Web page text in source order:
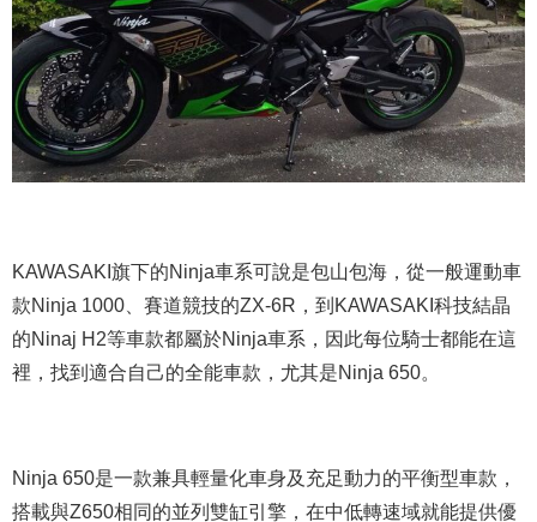
KAWASAKI旗下的Ninja車系可說是包山包海，從一般運動車
款Ninja 1000、賽道競技的ZX-6R，到KAWASAKI科技結晶
的Ninaj H2等車款都屬於Ninja車系，因此每位騎士都能在這
裡，找到適合自己的全能車款，尤其是Ninja 650。
Ninja 650是一款兼具輕量化車身及充足動力的平衡型車款，
搭載與Z650相同的並列雙缸引擎，在中低轉速域就能提供優